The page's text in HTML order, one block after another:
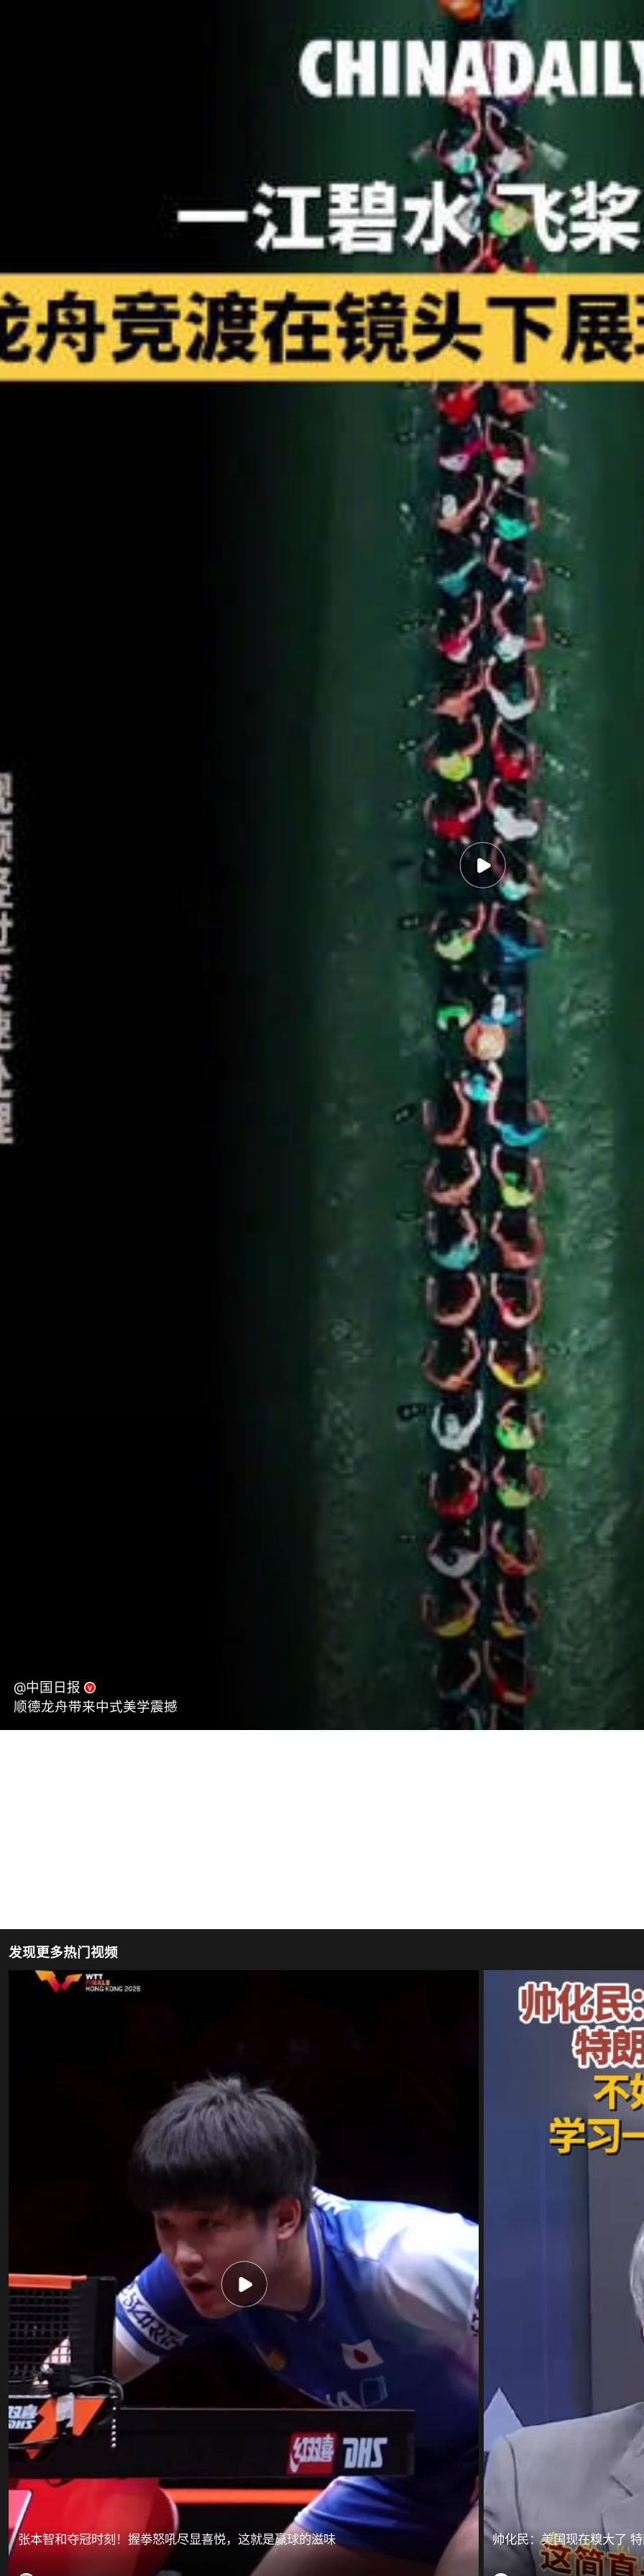
@中国日报
顺德龙舟带来中式美学震撼
发现更多热门视频
张本智和夺冠时刻！握拳怒吼尽显喜悦，这就是赢球的滋味 帅化民：美国现在糗大了